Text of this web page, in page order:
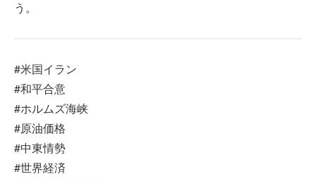
う。
#米国イラン
#和平合意
#ホルムズ海峡
#原油価格
#中東情勢
#世界経済